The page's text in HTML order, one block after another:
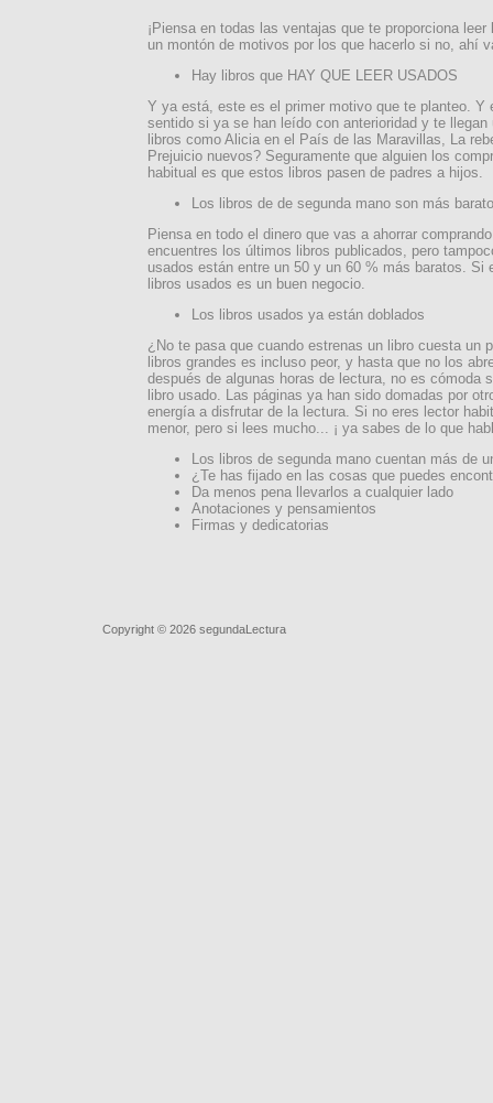
¡Piensa en todas las ventajas que te proporciona
un montón de motivos por los que hacerlo si no, ahí
Hay libros que HAY QUE LEER USADOS
Y ya está, este es el primer motivo que te planteo. Y
sentido si ya se han leído con anterioridad y te
libros como Alicia en el País de las Maravillas, La
Prejuicio nuevos? Seguramente que alguien los
habitual es que estos libros pasen de padres a hijos.
Los libros de de segunda mano son más
Piensa en todo el dinero que vas a ahorrar
encuentres los últimos libros publicados, pero
usados están entre un 50 y un 60 % más baratos. Si
libros usados es un buen negocio.
Los libros usados ya están doblados
¿No te pasa que cuando estrenas un libro cuesta un
libros grandes es incluso peor, y hasta que no los
después de algunas horas de lectura, no es cómoda
libro usado. Las páginas ya han sido domadas por
energía a disfrutar de la lectura. Si no eres lector
menor, pero si lees mucho... ¡ ya sabes de lo que
Los libros de segunda mano cuentan más de
¿Te has fijado en las cosas que puedes
Da menos pena llevarlos a cualquier lado
Anotaciones y pensamientos
Firmas y dedicatorias
Copyright © 2026 segundaLectura